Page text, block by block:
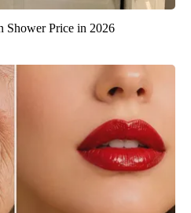
Shower Price in 2026